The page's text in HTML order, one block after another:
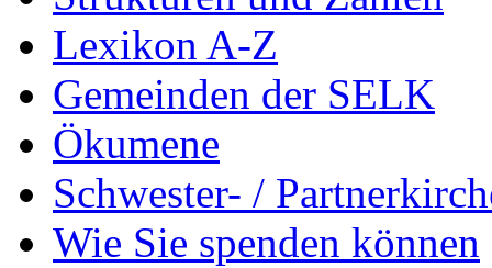
Lexikon A-Z
Gemeinden der SELK
Ökumene
Schwester- /
Wie Sie spenden können